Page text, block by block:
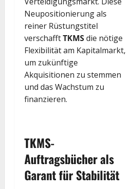
Neupositionierung als
reiner Rüstungstitel
verschafftTKMSdie nötige
Flexibilität am Kapitalmarkt,
um zukünftige
Akquisitionen zu stemmen
und das Wachstum zu
finanzieren.
TKMS-
Auftragsbücher als
Garant für Stabilität